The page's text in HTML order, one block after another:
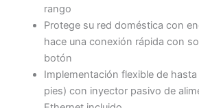
rango
Protege su red doméstica con
hace una conexión rápida con
botón
Implementación flexible de
pies) con inyector pasivo de